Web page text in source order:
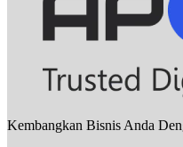
Kembangkan Bisnis Anda